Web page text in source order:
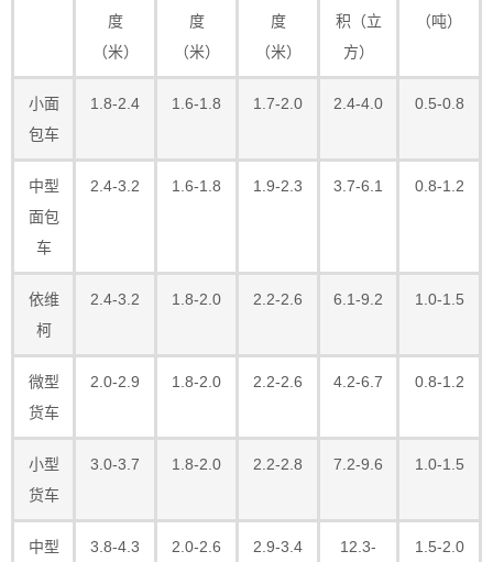
度
（米）
度
（米）
度
（米）
积（立
方）
（吨）
小面
包车
1.8-2.4 1.6-1.8 1.7-2.0 2.4-4.0 0.5-0.8
中型
面包
车
2.4-3.2 1.6-1.8 1.9-2.3 3.7-6.1 0.8-1.2
依维
柯
2.4-3.2 1.8-2.0 2.2-2.6 6.1-9.2 1.0-1.5
微型
货车
2.0-2.9 1.8-2.0 2.2-2.6 4.2-6.7 0.8-1.2
小型
货车
3.0-3.7 1.8-2.0 2.2-2.8 7.2-9.6 1.0-1.5
中型
3.8-4.3 2.0-2.6 2.9-3.4
12.3-
1.5-2.0